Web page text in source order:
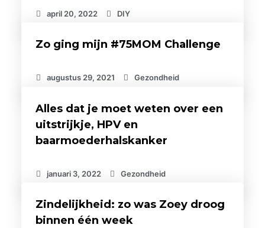
april 20, 2022 DIY
Zo ging mijn #75MOM Challenge
augustus 29, 2021 Gezondheid
Alles dat je moet weten over een
uitstrijkje, HPV en
baarmoederhalskanker
januari 3, 2022 Gezondheid
Zindelijkheid: zo was Zoey droog
binnen één week